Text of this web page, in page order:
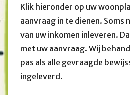
Klik hieronder op uw
aanvraag in te dienen. Soms
van uw inkomen inleveren.
met uw aanvraag. Wij
pas als alle gevraagde
ingeleverd.